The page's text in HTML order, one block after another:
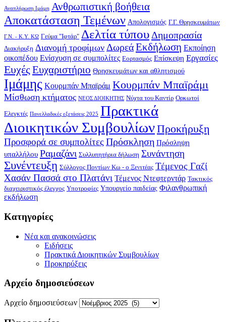
Αναπλήρωση Ιμάμη Ανθρωπιστική βοήθεια
Αποκατάσταση Τεμένων Απολογισμός Γ.Γ. Θρησκευμάτων
Γ.Ν. - Κ.Υ. ΚΩ Γεύμα "Ιφτάρ" Δελτία τύπου Δημοπρασία
Διακήρυξη Διανομή τροφίμων ΔωρεάΕκδήλωση Εκποίηση
οικοπέδου Ενίσχυση σε συμπολίτες Εορτασμός Επίσκεψη Εργασίες
Ευχές Ευχαριστήριο Θρησκευμάτων και αθλητισμού
Ιμάμης Κουρμπάν Μπαϊράμ Κουρμπάν Μπαϊράμι
Μίσθωση κτήματος ΝΕΟΣ ΔΙΟΙΚΗΤΗΣ Νύχτα του Καντίρ Ορκωτοί
Ελεγκτές Πανελλαδικές εξετάσεις 2025 Πρακτικά
Διοικητικών ΣυμβουλίωνΠροκήρυξη
Προσφορά σε συμπολίτες Πρόσκληση Πρόσληψη
υπαλλήλου Ραμαζάνι Συλλυπητήρια δήλωση Συνάντηση
Συνέντευξη Σύλλογος Ποντίων Κω - ο Ξενιτέας Τέμενος Γαζί
Χασάν Πασσά στο Πλατάνι Τέμενος Ντεφτερντάρ Τακτικός
διαχειριστικός έλεγχος Υποτροφίες Υπουργείο παιδείας Φιλανθρωπική
εκδήλωση
Kατηγορίες
Νέα και ανακοινώσεις
Ειδήσεις
Πρακτικά Διοικητικών Συμβουλίων
Προκηρύξεις
Αρχείο δημοσιεύσεων
Αρχείο δημοσιεύσεων